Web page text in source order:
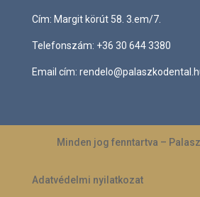
Cím: Margit körút 58. 3.em/7.
Telefonszám: +36 30 644 3380
Email cím:
Minden jog fenntartva –
Adatvédelmi nyilatkozat